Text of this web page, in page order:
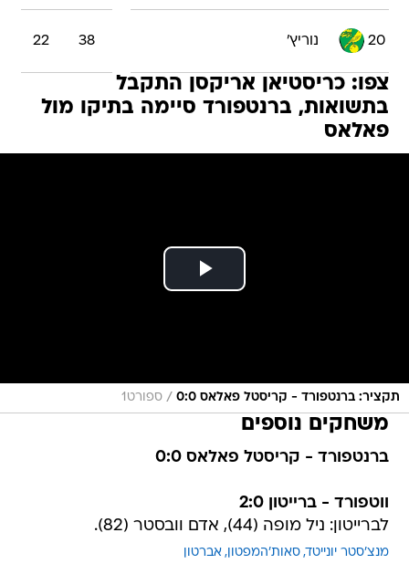
20 נוריץ' 38
22
צפו: כריסטיאן אריקסן התקבל
בתשואות, ברנטפורד סיימה בתיקו מול
פאלאס
תקציר: ברנטפורד - קריסטל פאלאס 0:0 / ספורט1
משחקים נוספים
ברנטפורד - קריסטל פאלאס 0:0
ווטפורד - ברייטון 2:0
לברייטון: ניל מופה (44), אדם וובסטר (82).
מנצ'סטר יונייטד סאות'המפטון אברטון